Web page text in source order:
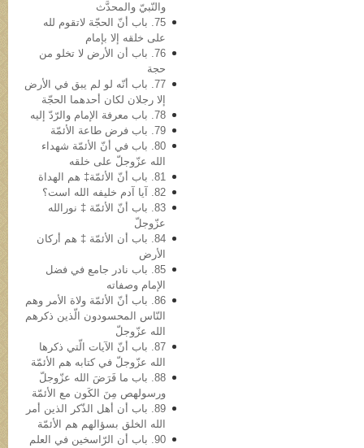
والنّبيّ والمحدَّث
75. باب أنّ الحجّة لاتقوم لله
علی خلقه إلا بإمام
76. باب أن الأرض لا تخلو من
حجة
77. باب أنّه لو لم یبق في الأرض
إلا رجلان لکان أحدهما الحجّة
78. باب معرفة الإمام والرّدّ إلیه
79. باب فرض طاعة الأئمّة
80. باب في أنّ الأئمّة شهداء
الله عزّوجلّ على خلقه
81. باب أنّ الأئمّة‡ هم الهداة
82. آیا آدم خلیفه‌ الله است؟
83. باب أنّ الأئمّة ‡ نورالله
عزّوجلّ
84. باب أن الأئمّة ‡ هم أرکان
الأرض
85. باب نادر جامع في فضل
الإمام وصفاته
86. باب أنّ الأئمّة ولاة الأمر وهم
النّاس المحسودون الّذین ذکرهم
الله عزّوجلّ
87. باب أنّ الآیات الّتي ذکرها
الله عزّوجلّ في کتابه هم الأئمّة
88. باب ما فَرَضَ الله عزّوجلّ
ورسولهص مِنَ الکَون مع الأئمّة
89. باب أن أهل الذّکر الذین أمر
الله الخلق بسؤالهم هم الأئمّة
90. باب أن الرّاسخین في العلم